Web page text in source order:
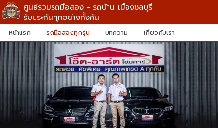
ศูนย์รวมรถมือสอง - รถบ้าน เมืองชลบุรี
รับประกันทุกอย่างทั้งคัน
หน้าแรก รถมือสองทุกรุ่น บทความ เกี่ยวกับเรา